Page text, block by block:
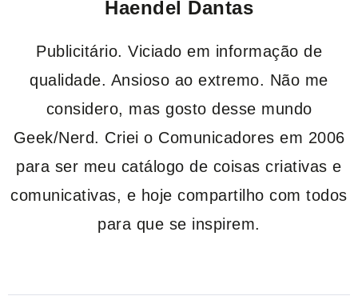
Haendel Dantas
Publicitário. Viciado em informação de
qualidade. Ansioso ao extremo. Não me
considero, mas gosto desse mundo
Geek/Nerd. Criei o Comunicadores em 2006
para ser meu catálogo de coisas criativas e
comunicativas, e hoje compartilho com todos
para que se inspirem.